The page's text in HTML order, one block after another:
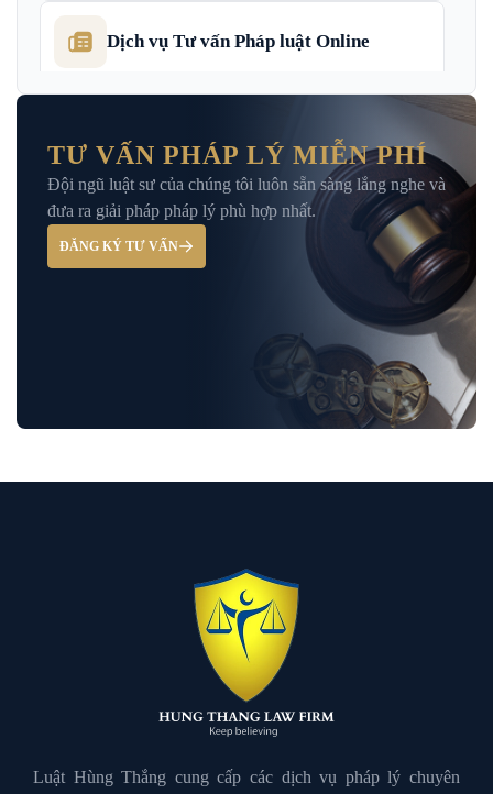
Dịch vụ Tư vấn Pháp luật Online
Giải Đáp – Tư Vấn Pháp Luật Hình Sự
Hỏi đáp và tư vấn pháp luật
Luật Bảo Hiểm Xã Hội
Luật Giao Thông
Luật Hành Chính
Luật Hôn Nhân Gia Đình
TƯ VẤN PHÁP LÝ MIỄN PHÍ
Đội ngũ luật sư của chúng tôi luôn sẵn sàng lắng nghe và
đưa ra giải pháp pháp lý phù hợp nhất.
ĐĂNG KÝ TƯ VẤN
Luật Hùng Thắng cung cấp các dịch vụ pháp lý chuyên